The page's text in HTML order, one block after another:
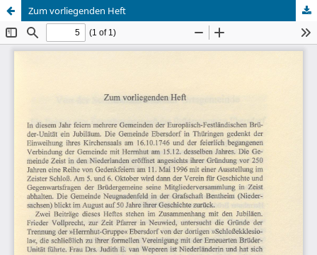
Zum vorliegenden Heft